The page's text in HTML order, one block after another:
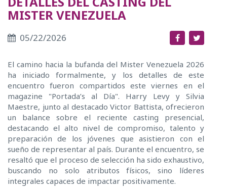
MISTER VENEZUELA
05/22/2026
El camino hacia la bufanda del Mister Venezuela 2026
ha iniciado formalmente, y los detalles de este
encuentro fueron compartidos este viernes en el
magazine "Portada’s al Día". Harry Levy y Silvia
Maestre, junto al destacado Victor Battista, ofrecieron
un balance sobre el reciente casting presencial,
destacando el alto nivel de compromiso, talento y
preparación de los jóvenes que asistieron con el
sueño de representar al país. Durante el encuentro, se
resaltó que el proceso de selección ha sido exhaustivo,
buscando no solo atributos físicos, sino líderes
integrales capaces de impactar positivamente.